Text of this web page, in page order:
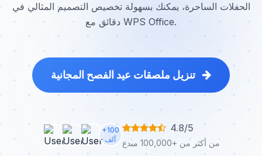
الحفلات الساحرة، يمكنك بسهولة تخصيص التصميم المثالي في
دقائق مع WPS Office.
تنزيل ملصقات عيد الفصح المجانية
+100
ألف
4.8/5
من أكثر من +100,000 مبدع